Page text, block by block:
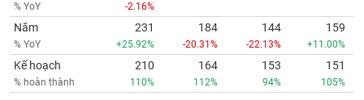
% YoY -2.16%
Năm
% YoY
231
+25.92%
184
-20.31%
144
-22.13%
159
+11.00%
Kế hoạch
% hoàn thành
210
110%
164
112%
153
94%
151
105%